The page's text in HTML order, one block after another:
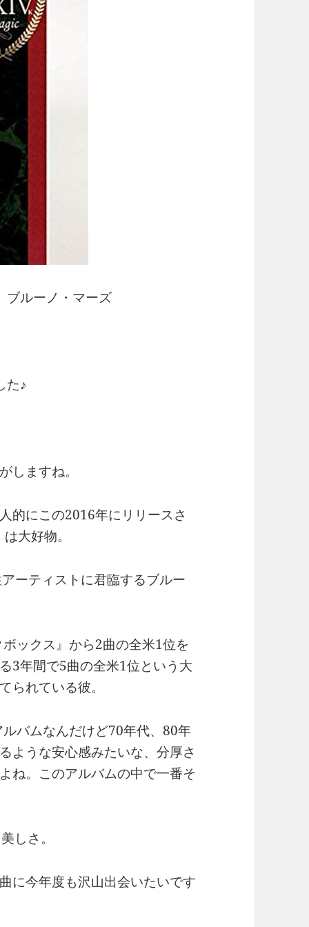
ーノ・マーズ
た♪
しますね。
的にこの2016年にリリースさ
大好物。
ーティストに君臨するブルー
ックス』から2曲の全米1位を
3年間で5曲の全米1位という大
られている彼。
バムなんだけど70年代、80年
ような安心感みたいな、分厚さ
ね。このアルバムの中で一番そ
しさ。
に今年度も沢山出会いたいです